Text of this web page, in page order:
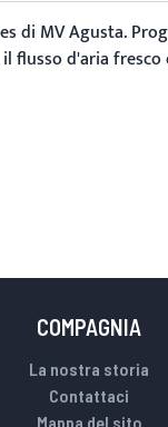
di MV Agusta.
d'aria
COMPAGNIA
La nostra storia
Contattaci
Mappa del sito